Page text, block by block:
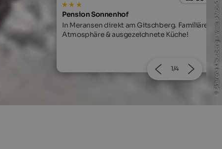
Familiäre
Küche!
Rieplechnhof
Bauernhofurlaub für die ganze Familie in
Ahornach bei Sand in Taufers.
2/4 © Skiarena Klausberg - www.skiworldahrntal.it